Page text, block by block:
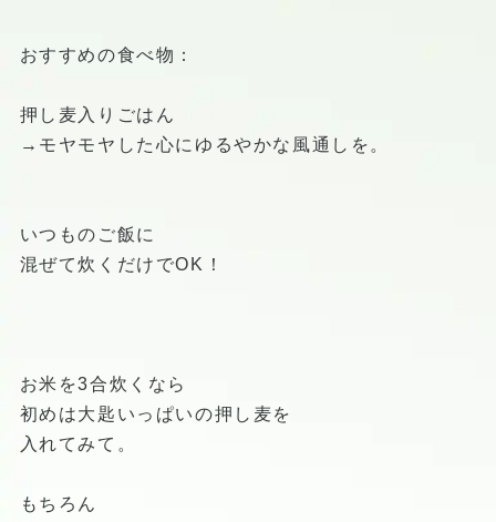
おすすめの食べ物：
押し麦入りごはん
→モヤモヤした心にゆるやかな風通しを。
いつものご飯に
混ぜて炊くだけでOK！
お米を3合炊くなら
初めは大匙いっぱいの押し麦を
入れてみて。
もちろん